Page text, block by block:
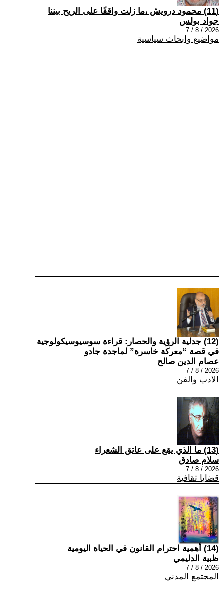
(11) محمود درويش ،ما زلت واقفًا على الريح بيننا
جواد بولس
2026 / 8 / 7
مواضيع وابحاث سياسية
(12) جدلية الرؤية والحصار: قراءة سوسيوسيكولوجية
في قصة “معركة خاسرة” لماجدة جادو
عصام الدين صالح
2026 / 8 / 7
الادب والفن
(13) ما الذي يقع على عاتق الشعراء
سلام صادق
2026 / 8 / 7
قضايا ثقافية
(14) أهمية احترام القانون في الحياة اليومية
ظبية الدليمي
2026 / 8 / 7
المجتمع المدني